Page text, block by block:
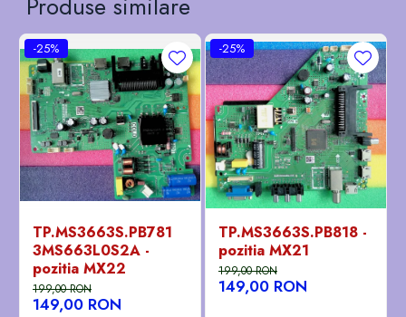
-25%
TP.MS3663S.PB781
3MS663L0S2A -
pozitia MX22
199,00 RON
149,00 RON
-25%
TP.MS3663S.PB818 -
pozitia MX21
199,00 RON
149,00 RON